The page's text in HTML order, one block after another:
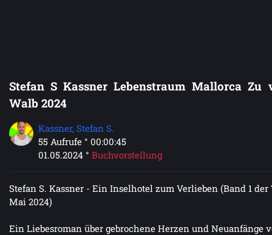
Stefan S Kassner Lebenstraum Mallorca Zu viel riskiert Videoproduktion Luter
Walb 2024
Kassner, Stefan S.
55 Aufrufe ° 00:00:45
01.05.2024 ° Buchvorstellung
Stefan S. Kassner - Ein Inselhotel zum Verlieben (Band 1
Mai 2024)
Ein Liebesroman über gebrochene Herzen und